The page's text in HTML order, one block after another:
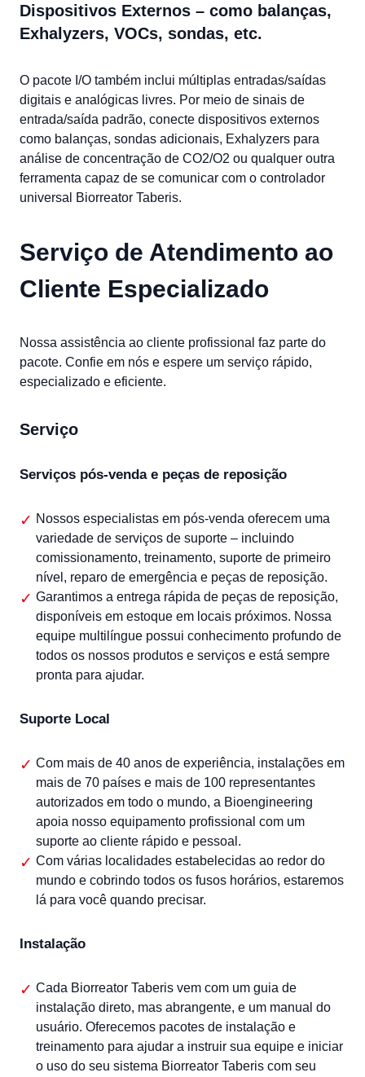
Dispositivos Externos – como balanças,
Exhalyzers, VOCs, sondas, etc.
O pacote I/O também inclui múltiplas entradas/saídas
digitais e analógicas livres. Por meio de sinais de
entrada/saída padrão, conecte dispositivos externos
como balanças, sondas adicionais, Exhalyzers para
análise de concentração de CO2/O2 ou qualquer outra
ferramenta capaz de se comunicar com o controlador
universal Biorreator Taberis.
Serviço de Atendimento ao
Cliente Especializado
Nossa assistência ao cliente profissional faz parte do
pacote. Confie em nós e espere um serviço rápido,
especializado e eficiente.
Serviço
Serviços pós-venda e peças de reposição
Nossos especialistas em pós-venda oferecem uma
variedade de serviços de suporte – incluindo
comissionamento, treinamento, suporte de primeiro
nível, reparo de emergência e peças de reposição.
Garantimos a entrega rápida de peças de reposição,
disponíveis em estoque em locais próximos. Nossa
equipe multilíngue possui conhecimento profundo de
todos os nossos produtos e serviços e está sempre
pronta para ajudar.
Suporte Local
Com mais de 40 anos de experiência, instalações em
mais de 70 países e mais de 100 representantes
autorizados em todo o mundo, a Bioengineering
apoia nosso equipamento profissional com um
suporte ao cliente rápido e pessoal.
Com várias localidades estabelecidas ao redor do
mundo e cobrindo todos os fusos horários, estaremos
lá para você quando precisar.
Instalação
Cada Biorreator Taberis vem com um guia de
instalação direto, mas abrangente, e um manual do
usuário. Oferecemos pacotes de instalação e
treinamento para ajudar a instruir sua equipe e iniciar
o uso do seu sistema Biorreator Taberis com seu